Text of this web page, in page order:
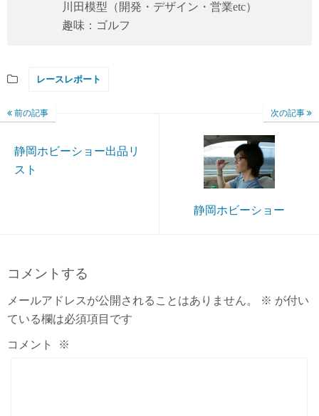
川田模型（開発・デザイン・営業etc）
趣味：ゴルフ
レースレポート
前の記事
静岡ホビーショー出品リ
スト
次の記事
静岡ホビーショー
コメントする
メールアドレスが公開されることはありません。 ※ が付い
ている欄は必須項目です
コメント ※